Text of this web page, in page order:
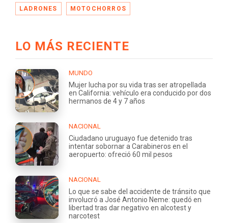
LADRONES MOTOCHORROS
LO MÁS RECIENTE
MUNDO
Mujer lucha por su vida tras ser atropellada
en California: vehículo era conducido por dos
hermanos de 4 y 7 años
NACIONAL
Ciudadano uruguayo fue detenido tras
intentar sobornar a Carabineros en el
aeropuerto: ofreció 60 mil pesos
NACIONAL
Lo que se sabe del accidente de tránsito que
involucró a José Antonio Neme: quedó en
libertad tras dar negativo en alcotest y
narcotest